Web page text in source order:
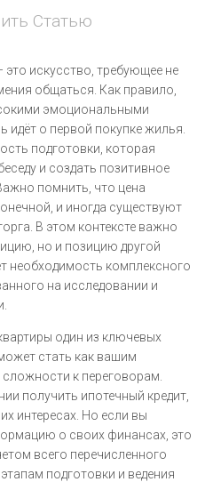
Статью
искусство, требующее не
общаться. Как правило,
эмоциональными
идёт о первой покупке жилья.
подготовки, которая
и создать позитивное
помнить, что цена
и иногда существуют
В этом контексте важно
но и позицию другой
необходимость комплексного
на исследовании и
один из ключевых
стать как вашим
к переговорам.
получить ипотечный кредит,
интересах. Но если вы
о своих финансах, это
всего перечисленного
подготовки и ведения